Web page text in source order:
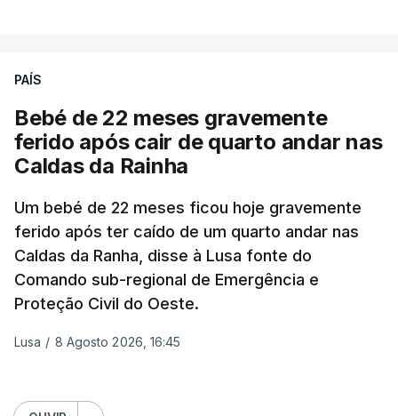
disse ainda que os pais foram contactados e está a
ser dado apoio psicológico à família.
Caldas
PAÍS
Bebé de 22 meses gravemente
ferido após cair de quarto andar nas
Caldas da Rainha
Um bebé de 22 meses ficou hoje gravemente
ferido após ter caído de um quarto andar nas
Caldas da Ranha, disse à Lusa fonte do
Comando sub-regional de Emergência e
Proteção Civil do Oeste.
Lusa / 8 Agosto 2026, 16:45